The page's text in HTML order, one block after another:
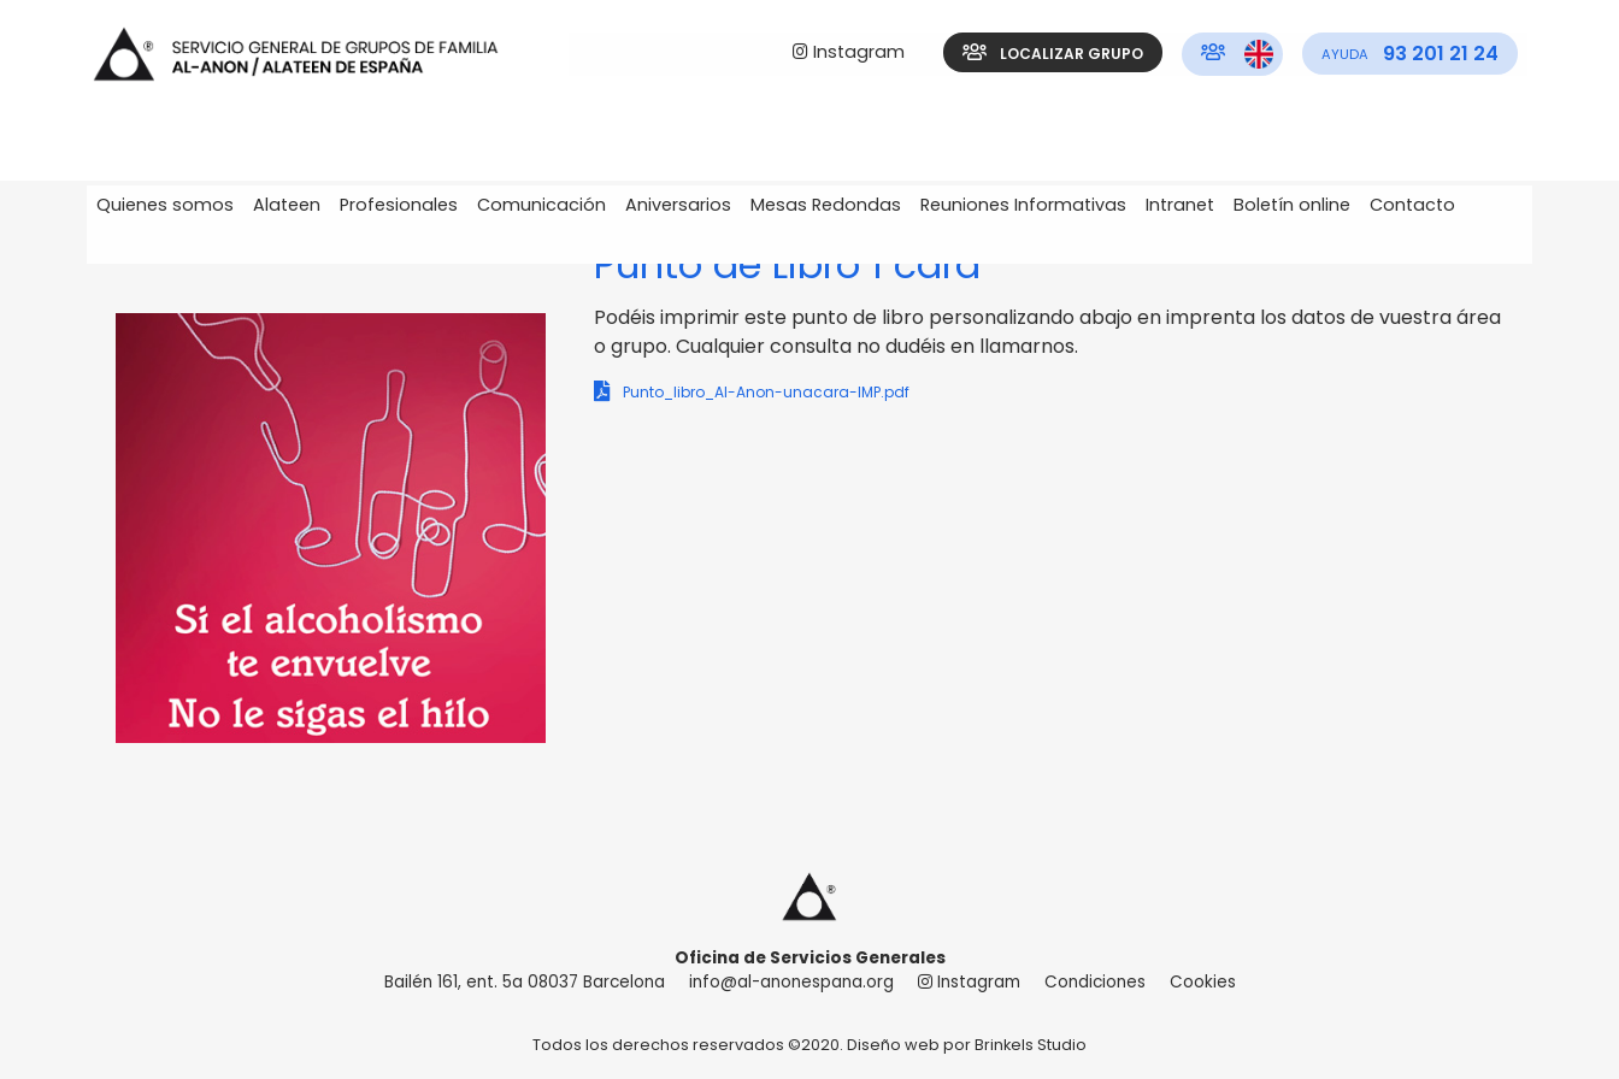
Instagram LOCALIZAR GRUPO AYUDA 93 201 21 24
Quienes somos Alateen Profesionales Comunicación Aniversarios Mesas Redondas Reuniones Informativas Intranet Boletín online
Contacto
Punto de Libro 1 cara
Podéis imprimir este punto de libro personalizando abajo en imprenta los datos de vuestra área
o grupo. Cualquier consulta no dudéis en llamarnos.
Punto_libro_Al-Anon-unacara-IMP.pdf
Oficina de Servicios Generales
Bailén 161, ent. 5a 08037 Barcelona
info@al-anonespana.org Instagram Condiciones Cookies
Todos los derechos reservados ©2020. Diseño web porBrinkels Studio